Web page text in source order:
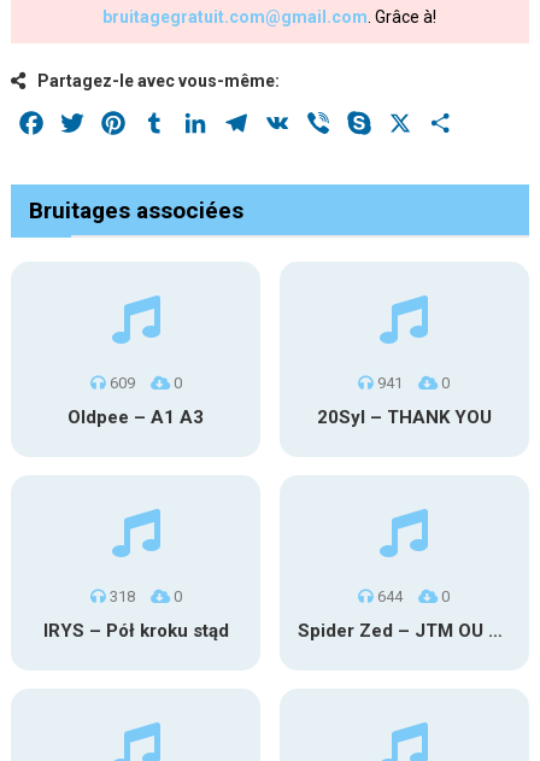
bruitagegratuit.com@gmail.com . Grâce à!
Partagez-le avec vous-même:
Facebook
Twitter PinterestTumblrLinkedInTelegram
VK Viber Skype
Bruitages associées
609 0
Oldpee – A1 A3
941 0
20Syl – THANK YOU
318 0
IRYS – Pół kroku stąd
644 0
Spider Zed – JTM OU TG